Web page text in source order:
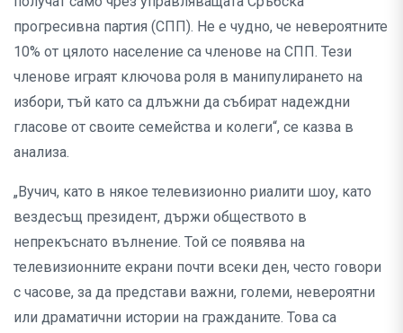
прогресивна партия (СПП). Не е чудно, че невероятните
10% от цялото население са членове на СПП. Тези
членове играят ключова роля в манипулирането на
избори, тъй като са длъжни да събират надеждни
гласове от своите семейства и колеги“, се казва в
анализа.
„Вучич, като в някое телевизионно риалити шоу, като
вездесъщ президент, държи обществото в
непрекъснато вълнение. Той се появява на
телевизионните екрани почти всеки ден, често говори
с часове, за да представи важни, големи, невероятни
или драматични истории на гражданите. Това са